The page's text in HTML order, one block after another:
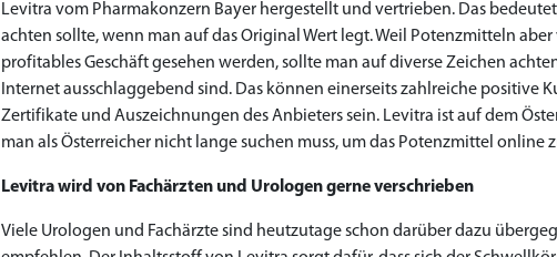
Levitra vom Pharmakonzern Bayer hergestellt und vertrieben. Das
achten sollte, wenn man auf das Original Wert legt. Weil Potenzmitteln
profitables Geschäft gesehen werden, sollte man auf diverse Zeichen
Internet ausschlaggebend sind. Das können einerseits zahlreiche positive
Zertifikate und Auszeichnungen des Anbieters sein. Levitra ist auf dem
man als Österreicher nicht lange suchen muss, um das Potenzmittel online
Levitra wird von Fachärzten und Urologen gerne verschrieben
Viele Urologen und Fachärzte sind heutzutage schon darüber dazu